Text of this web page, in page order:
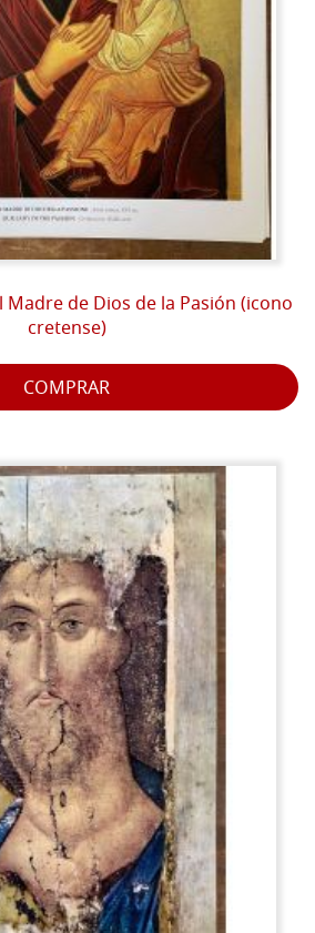
de Dios de la Pasión (icono
cretense)
COMPRAR